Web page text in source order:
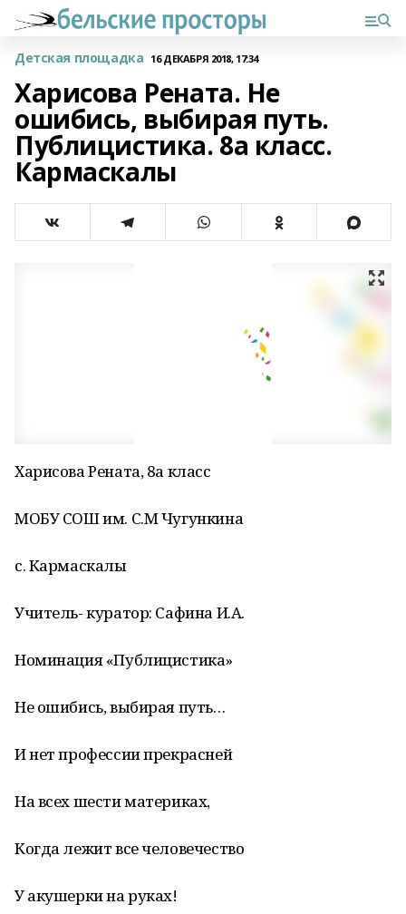
Детская площадка 16 ДЕКАБРЯ 2018, 17:34
Харисова Рената. Не
ошибись, выбирая путь.
Публицистика. 8а класс.
Кармаскалы
Харисова Рената, 8а класс
МОБУ СОШ им. С.М Чугункина
с. Кармаскалы
Учитель- куратор: Сафина И.А.
Номинация «Публицистика»
Не ошибись, выбирая путь…
И нет профессии прекрасней
На всех шести материках,
Когда лежит все человечество
У акушерки на руках!